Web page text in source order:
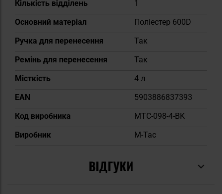
Кількість відділень
1
Основний матеріал
Поліестер 600D
Ручка для перенесення
Так
Ремінь для перенесення
Так
Місткість
4 л
EAN
5903886837393
Код виробника
MTC-098-4-BK
Виробник
M-Tac
ВІДГУКИ